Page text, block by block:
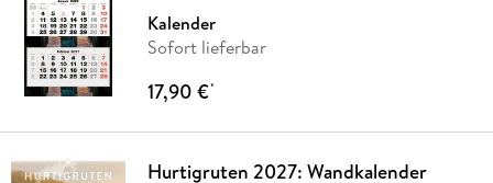
Kalender
Sofort lieferbar
17,90 €*
Hurtigruten 2027: Wandkalender